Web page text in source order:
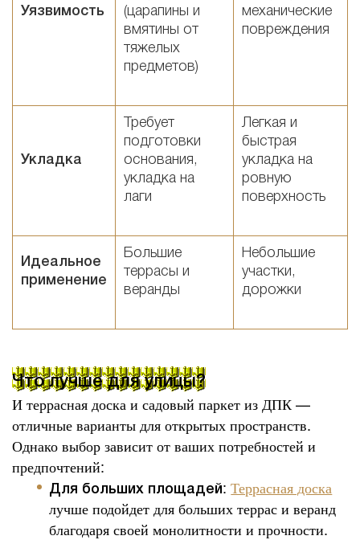
Уязвимость
(царапины и
вмятины от
тяжелых
предметов)
механические
повреждения
Укладка
Требует
подготовки
основания,
укладка на
лаги
Легкая и
быстрая
укладка на
ровную
поверхность
Идеальное
применение
Большие
террасы и
веранды
Небольшие
участки,
дорожки
Что лучше для улицы?
И террасная доска и садовый паркет из ДПК —
отличные варианты для открытых пространств.
Однако выбор зависит от ваших потребностей и
предпочтений:
Для больших площадей:Террасная доска
лучше подойдет для больших террас и веранд
благодаря своей монолитности и прочности.